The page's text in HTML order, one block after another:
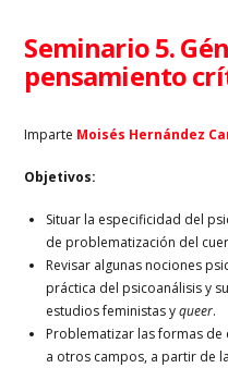
Seminario 5.
pensamiento
Imparte Moisés Hernández
Objetivos:
Situar la especificidad del
de problematización del
Revisar algunas nociones
práctica del psicoanálisis y
estudios feministas yqueer.
Problematizar las formas
a otros campos, a partir de